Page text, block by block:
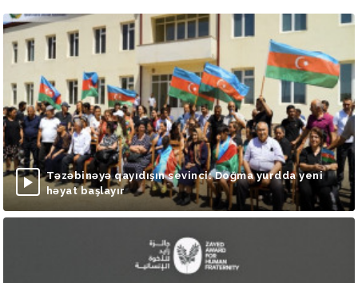
Təzəbinəyə qayıdışın sevinci: Doğma yurdda yeni
həyat başlayır